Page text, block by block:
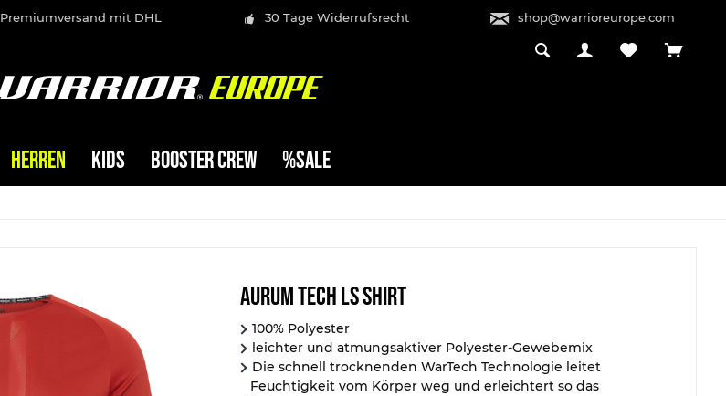
Premiumversand mit DHL 30 Tage Widerrufsrecht shop@warrioreurope.com
HERREN KIDS BOOSTER CREW %SALE
Aurum Tech LS Shirt
100% Polyester
leichter und atmungsaktiver Polyester-Gewebemix
Die schnell trocknenden WarTech Technologie leitet
Feuchtigkeit vom Körper weg und erleichtert so das